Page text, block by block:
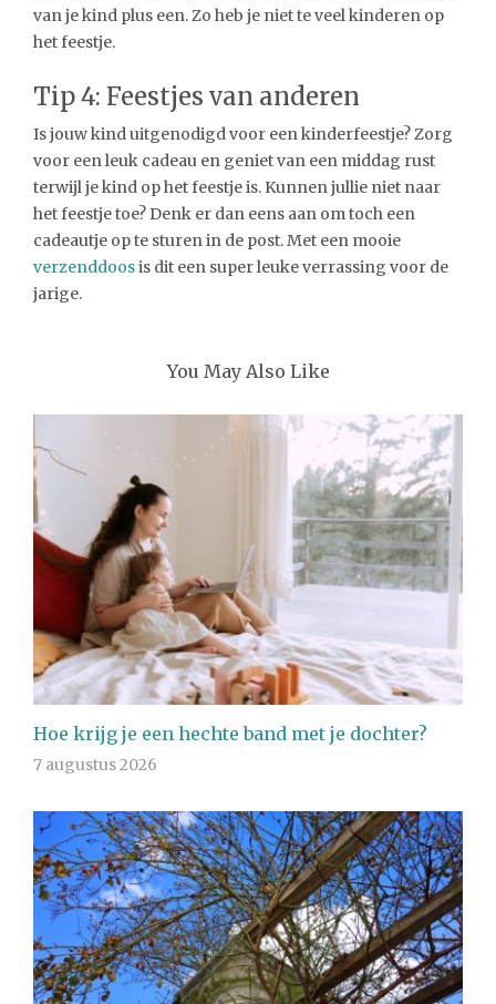
van je kind plus een. Zo heb je niet te veel kinderen op
het feestje.
Tip 4: Feestjes van anderen
Is jouw kind uitgenodigd voor een kinderfeestje? Zorg
voor een leuk cadeau en geniet van een middag rust
terwijl je kind op het feestje is. Kunnen jullie niet naar
het feestje toe? Denk er dan eens aan om toch een
cadeautje op te sturen in de post. Met een mooie
verzenddoosis dit een super leuke verrassing voor de
jarige.
You May Also Like
Hoe krijg je een hechte band met je dochter?
7 augustus 2026